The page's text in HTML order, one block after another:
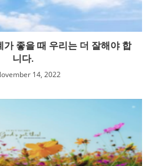
좋을 때 우리는 더 잘해야 합
니다.
14, 2022